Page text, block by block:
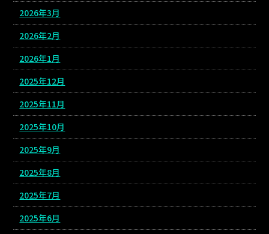
2026年3月
2026年2月
2026年1月
2025年12月
2025年11月
2025年10月
2025年9月
2025年8月
2025年7月
2025年6月